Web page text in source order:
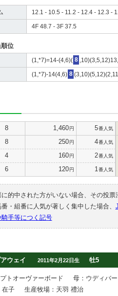
12.1 - 10.5 - 11.2 - 12.4 - 12.3 -
4F 48.7 - 3F 37.5
位
(1,*7)=14-(4,6)( 8
(1,*7)-14(4,6) 8
8 1,460円 5番人気
8 250円 4番人気
4 160円 2番人気
6 120円 1 番人気
に的中された方がいない場合、その投
・組番に人気が著しく集中した場合、
騎手等につく記号
ウェイ
2011年2月22日生 牡5
トオーヴァーボード
母：ウディバ
在子
生産牧場：天羽 禮治